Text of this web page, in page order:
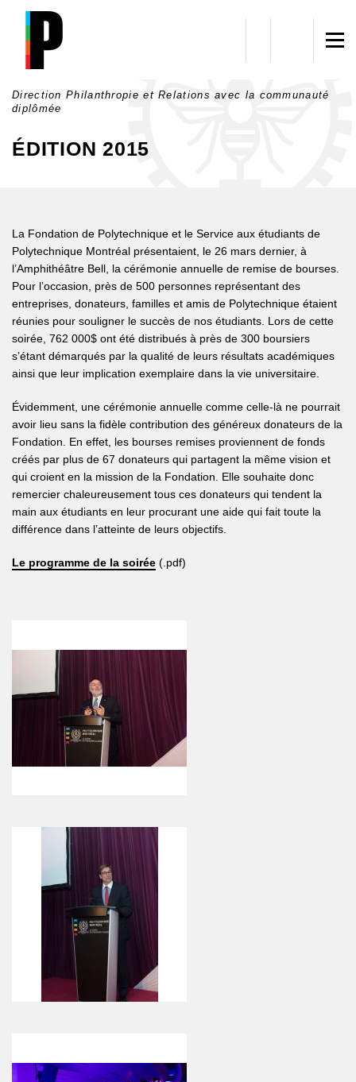
Aller au contenu principal
Direction Philanthropie et Relations avec la communauté
diplômée
ÉDITION 2015
La Fondation de Polytechnique et le Service aux étudiants de
Polytechnique Montréal présentaient, le 26 mars dernier, à
l’Amphithéâtre Bell, la cérémonie annuelle de remise de bourses.
Pour l’occasion, près de 500 personnes représentant des
entreprises, donateurs, familles et amis de Polytechnique étaient
réunies pour souligner le succès de nos étudiants. Lors de cette
soirée, 762 000$ ont été distribués à près de 300 boursiers
s’étant démarqués par la qualité de leurs résultats académiques
ainsi que leur implication exemplaire dans la vie universitaire.
Évidemment, une cérémonie annuelle comme celle-là ne pourrait
avoir lieu sans la fidèle contribution des généreux donateurs de la
Fondation. En effet, les bourses remises proviennent de fonds
créés par plus de 67 donateurs qui partagent la même vision et
qui croient en la mission de la Fondation. Elle souhaite donc
remercier chaleureusement tous ces donateurs qui tendent la
main aux étudiants en leur procurant une aide qui fait toute la
différence dans l’atteinte de leurs objectifs.
Le programme de la soirée (.pdf)